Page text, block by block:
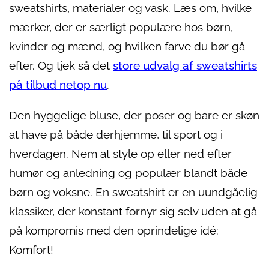
sweatshirts, materialer og vask. Læs om, hvilke
mærker, der er særligt populære hos børn,
kvinder og mænd, og hvilken farve du bør gå
efter. Og tjek så det store udvalg af sweatshirts
på tilbud netop nu.
Den hyggelige bluse, der poser og bare er skøn
at have på både derhjemme, til sport og i
hverdagen. Nem at style op eller ned efter
humør og anledning og populær blandt både
børn og voksne. En sweatshirt er en uundgåelig
klassiker, der konstant fornyr sig selv uden at gå
på kompromis med den oprindelige idé:
Komfort!